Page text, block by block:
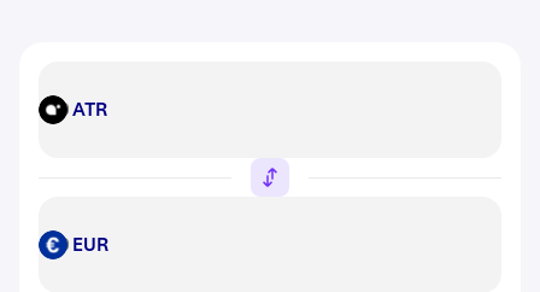
ATR ATR
EUR EUR